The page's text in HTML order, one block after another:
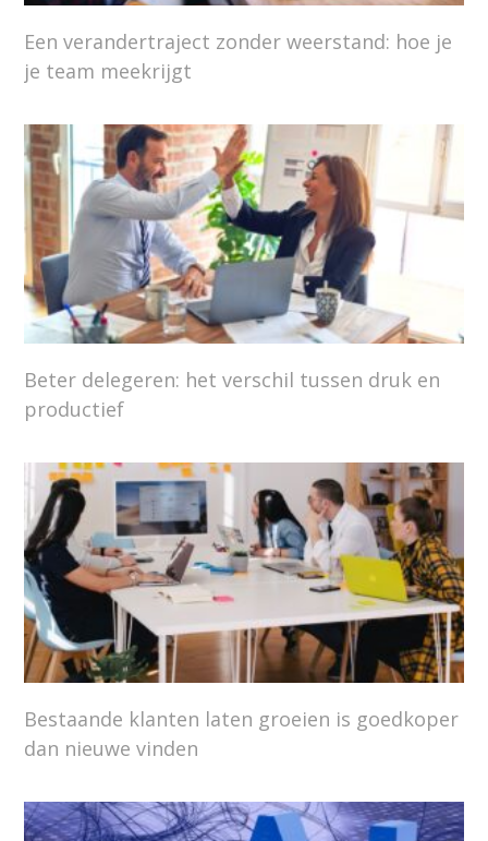
Een verandertraject zonder weerstand: hoe je
je team meekrijgt
Beter delegeren: het verschil tussen druk en
productief
Bestaande klanten laten groeien is goedkoper
dan nieuwe vinden